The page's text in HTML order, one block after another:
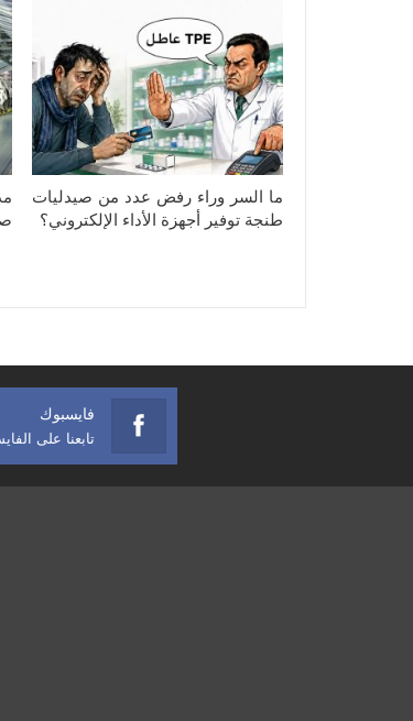
ما السر وراء رفض عدد من صيدليات
طنجة توفير أجهزة الأداء الإلكتروني؟
فايسبوك
تابعنا على